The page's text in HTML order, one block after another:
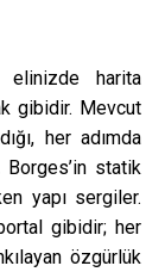
elinizde harita
gibidir. Mevcut
her adımda
Borges’in statik
yapı sergiler.
gibidir; her
özgürlük